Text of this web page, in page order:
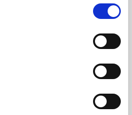
Get Your Guide